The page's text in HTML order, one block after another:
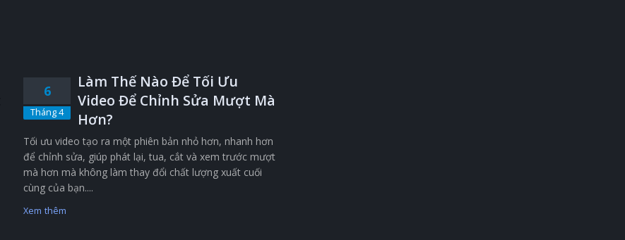
6
Tháng 4
Làm Thế Nào Để Tối Ưu
Video Để Chỉnh Sửa Mượt Mà
Hơn?
Tối ưu video tạo ra một phiên bản nhỏ hơn, nhanh hơn
để chỉnh sửa, giúp phát lại, tua, cắt và xem trước mượt
mà hơn mà không làm thay đổi chất lượng xuất cuối
cùng của bạn....
Xem thêm